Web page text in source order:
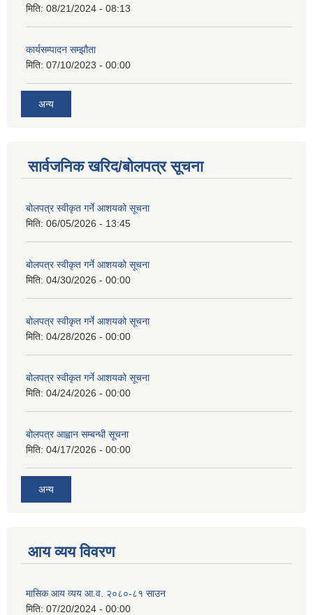
मिति: 08/21/2024 - 08:13
कार्यसम्पादन सम्झौता
मिति: 07/10/2023 - 00:00
अन्य
सार्वजनिक खरिद/बोलपत्र सूचना
बोलपत्र स्वीकृत गर्ने आशयको सूचना
मिति: 06/05/2026 - 13:45
बोलपत्र स्वीकृत गर्ने आशयको सूचना
मिति: 04/30/2026 - 00:00
बोलपत्र स्वीकृत गर्ने आशयको सूचना
मिति: 04/28/2026 - 00:00
बोलपत्र स्वीकृत गर्ने आशयको सूचना
मिति: 04/24/2026 - 00:00
बोलपत्र आह्वान सम्बन्धी सूचना
मिति: 04/17/2026 - 00:00
अन्य
आय व्यय विवरण
मासिक आय व्यय आ.व. २०८०-८१ साउन
मिति: 07/20/2024 - 00:00